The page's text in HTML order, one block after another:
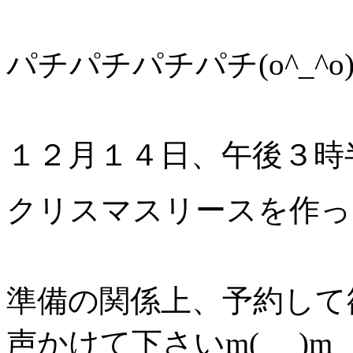
パチパチパチパチ
１２月１４日、午後３
クリスマスリースを作
準備の関係上、予約し
声かけて下さいm(_ _)m